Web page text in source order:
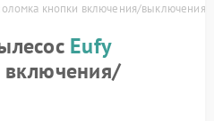
кнопки включения/выключения
Eufy
включения/